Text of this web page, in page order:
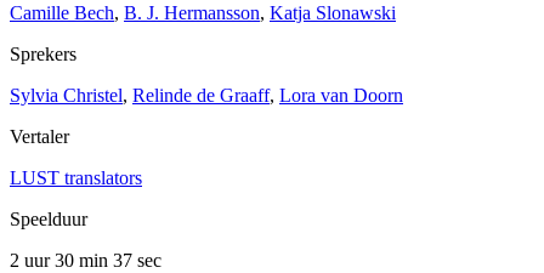
Camille Bech, B. J. Hermansson, Katja Slonawski
Sprekers
Sylvia Christel, Relinde de Graaff, Lora van Doorn
Vertaler
LUST translators
Speelduur
2 uur 30 min 37 sec